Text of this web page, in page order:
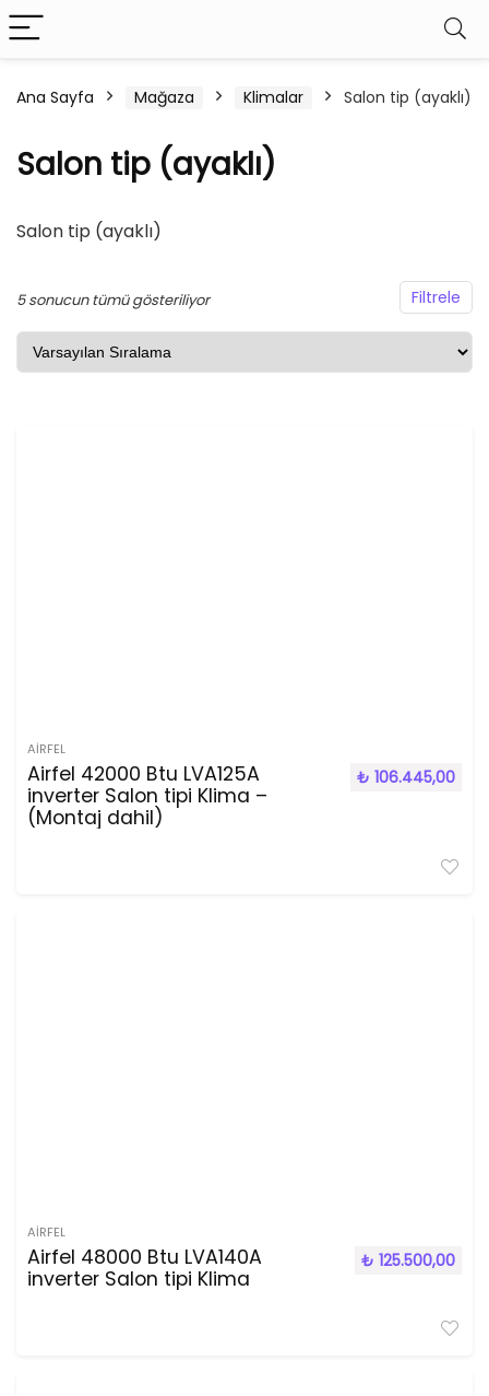
Ana Sayfa Mağaza Klimalar Salon tip (ayaklı)
Salon tip (ayaklı)
Salon tip (ayaklı)
Filtrele
5 sonucun tümü gösteriliyor
AIRFEL
Airfel 42000 Btu LVA125A
inverter Salon tipi Klima –
(Montaj dahil)
₺ 106.445,00
AIRFEL
Airfel 48000 Btu LVA140A
inverter Salon tipi Klima
₺ 125.500,00